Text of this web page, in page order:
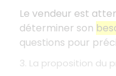
Le vendeur est
déterminer son
questions pour
3. La proposition du